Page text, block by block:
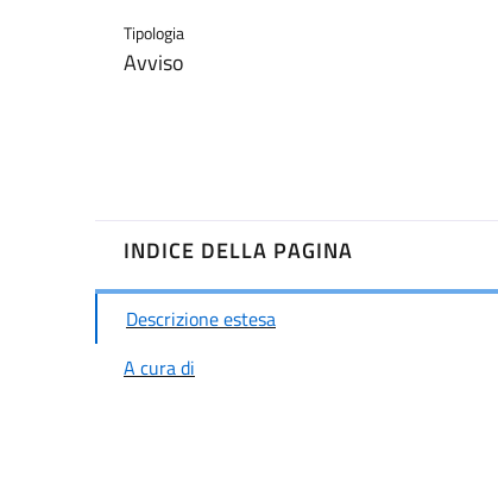
Tipologia
Avviso
INDICE DELLA PAGINA
Descrizione estesa
A cura di